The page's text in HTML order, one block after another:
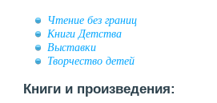
Чтение без границ
Книги Детства
Выставки
Творчество детей
Книги и произведения: